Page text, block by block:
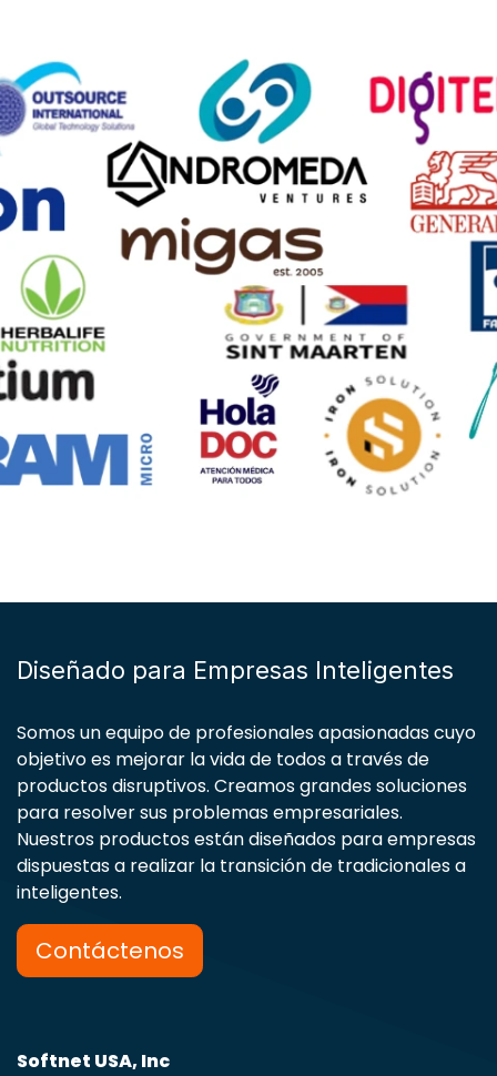
Diseñado para Empresas Inteligentes
Somos un equipo de profesionales apasionadas cuyo
objetivo es mejorar la vida de todos a través de
productos disruptivos. Creamos grandes soluciones
para resolver sus problemas empresariales.
Nuestros productos están diseñados para empresas
dispuestas a realizar la transición de tradicionales a
inteligentes.
Contáctenos
Softnet USA, Inc